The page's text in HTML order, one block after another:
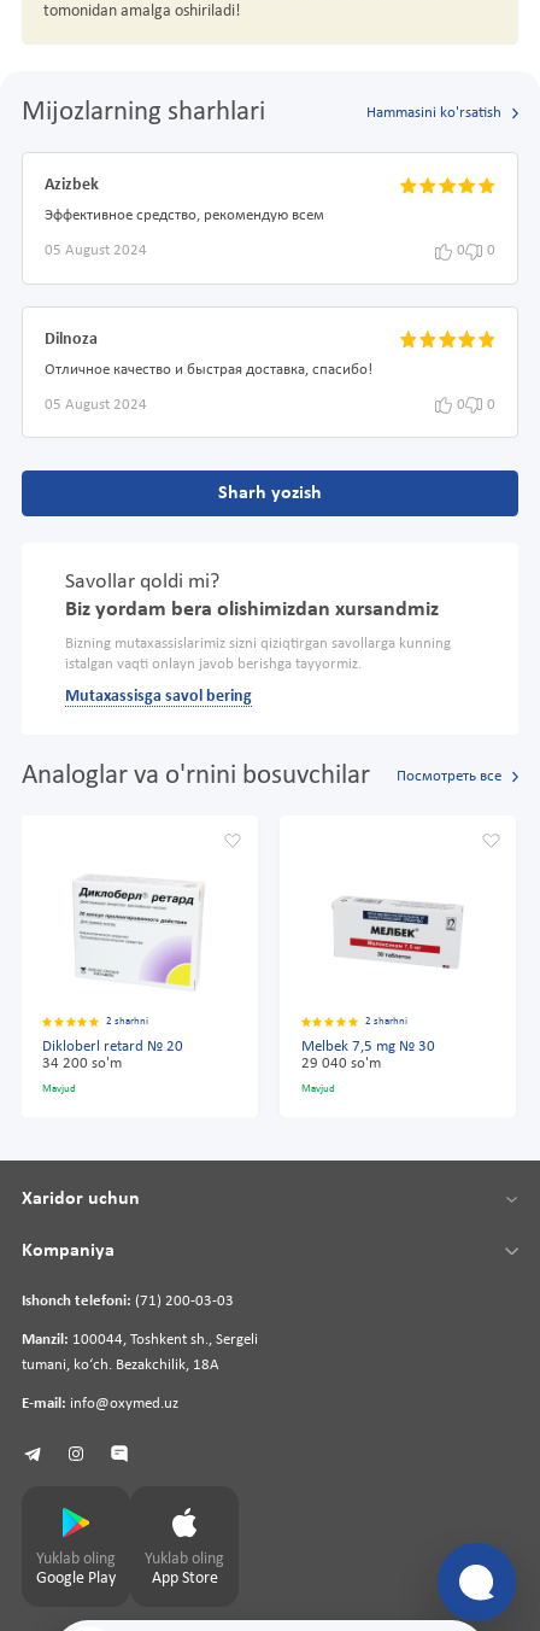
tomonidan amalga oshiriladi!
Mijozlarning sharhlari Hammasini ko'rsatish
Azizbek
Эффективное средство, рекомендую всем
05 August 2024 0 0
Dilnoza
Отличное качество и быстрая доставка, спасибо!
05 August 2024 0 0
Sharh yozish
Savollar qoldi mi?
Biz yordam bera olishimizdan xursandmiz
Bizning mutaxassislarimiz sizni qiziqtirgan savollarga kunning
istalgan vaqti onlayn javob berishga tayyormiz.
Mutaxassisga savol bering
Analoglar va o'rnini bosuvchilar Посмотреть все
2 sharhni
Dikloberl retard № 20
34 200 so'm
Mavjud
2 sharhni
Melbek 7,5 mg № 30
29 040 so'm
Mavjud
Ishonch telefoni: (71) 200-03-03
Manzil: 100044, Toshkent sh., Sergeli
tumani, koʻch. Bezakchilik, 18A
E-mail: info@oxymed.uz
Xaridor uchun
Kompaniya
Yuklab oling
Google Play
Yuklab oling
App Store